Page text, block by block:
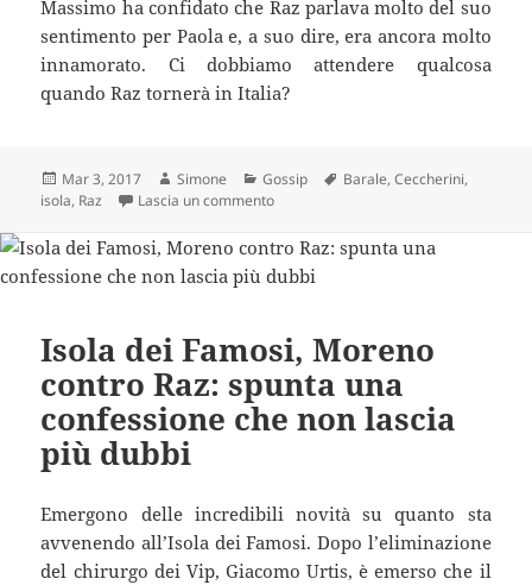
Massimo ha confidato che Raz parlava molto del suo
sentimento per Paola e, a suo dire, era ancora molto
innamorato. Ci dobbiamo attendere qualcosa
quando Raz tornerà in Italia?
Scritto
il
Mar 3, 2017 Autore
Simone Categorie
Gossip Tag
Barale,Ceccherini,
isola, Raz Lascia un commentosu “Me lo raccontava di notte”:
Isola dei Famosi, Moreno
contro Raz: spunta una
confessione che non lascia
più dubbi
Emergono delle incredibili novità su quanto sta
avvenendo all’Isola dei Famosi. Dopo l’eliminazione
del chirurgo dei Vip, Giacomo Urtis, è emerso che il